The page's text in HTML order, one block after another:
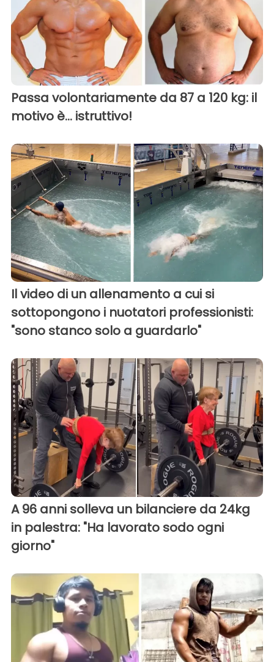
Passa volontariamente da 87 a 120 kg: il
motivo è... istruttivo!
Il video di un allenamento a cui si
sottopongono i nuotatori professionisti:
"sono stanco solo a guardarlo"
A 96 anni solleva un bilanciere da 24kg
in palestra: "Ha lavorato sodo ogni
giorno"